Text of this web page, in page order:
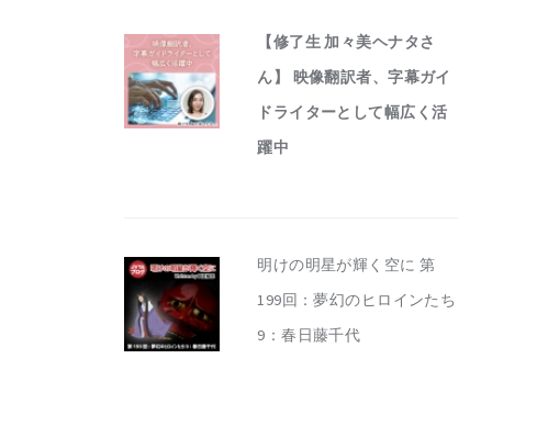
【修了生 加々美ヘナタさ
ん】 映像翻訳者、字幕ガイ
ドライターとして幅広く活
躍中
明けの明星が輝く空に 第
199回：夢幻のヒロインたち
9：春日藤千代